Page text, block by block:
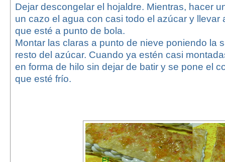
Dejar descongelar el hojaldre. Mientras, hacer
un cazo el agua con casi todo el azúcar y llevar
que esté a punto de bola.
Montar las claras a punto de nieve poniendo la
resto del azúcar. Cuando ya estén casi
en forma de hilo sin dejar de batir y se pone el
que esté frío.